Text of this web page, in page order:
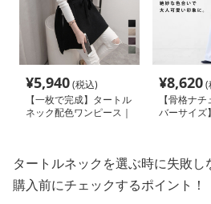
¥5,940(税込)
【一枚で完成】タートル
ネック配色ワンピース｜
¥8,620(
【骨格ナ
バーサイズ
タートルネックを選ぶ時に失敗し
購入前にチェックするポイント！